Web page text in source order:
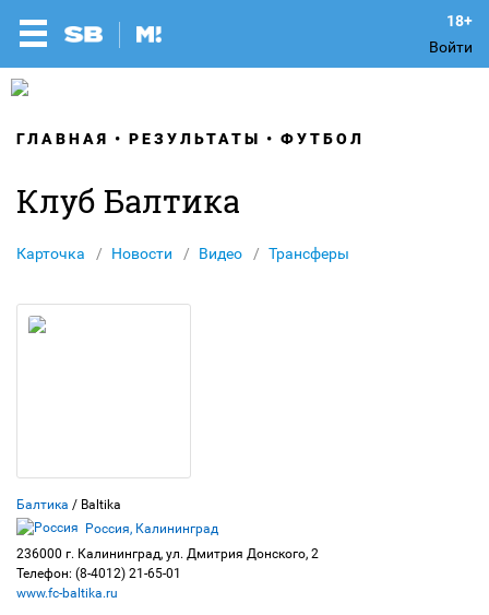
Войти
ГЛАВНАЯ РЕЗУЛЬТАТЫ ФУТБОЛ
Клуб Балтика
Карточка Новости Видео Трансферы
Балтика / Baltika
Россия, Калининград
236000 г. Калининград, ул. Дмитрия Донского, 2
Телефон: (8-4012) 21-65-01
www.fc-baltika.ru